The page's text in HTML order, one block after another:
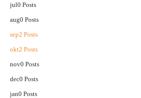
jul0 Posts
aug0 Posts
sep2 Posts
okt2 Posts
nov0 Posts
dec0 Posts
jan0 Posts